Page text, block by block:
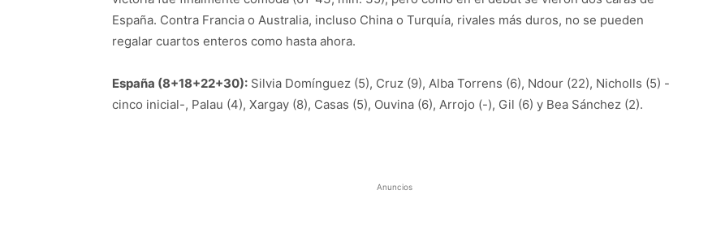
España. Contra Francia o Australia, incluso China o Turquía, rivales más duros, no se pueden
regalar cuartos enteros como hasta ahora.
España (8+18+22+30): Silvia Domínguez (5), Cruz (9), Alba Torrens (6), Ndour (22), Nicholls (5) -
cinco inicial-, Palau (4), Xargay (8), Casas (5), Ouvina (6), Arrojo (-), Gil (6) y Bea Sánchez (2).
Anuncios